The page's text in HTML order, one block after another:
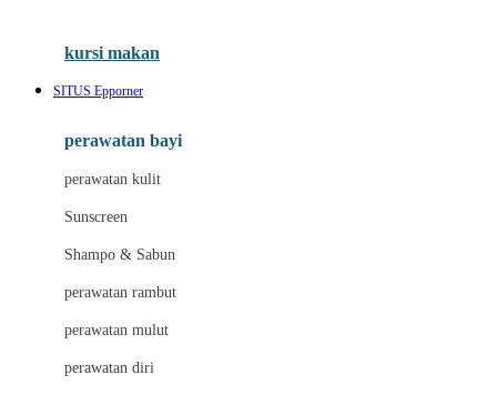
Leclerc
Lee Vierra
Lillebaby
Little Bird Told Me
Little Miss Janis
London Taxi
Love To Dream
M
Magformers
kursi makan
SITUS Epporner
perawatan bayi
perawatan kulit
Sunscreen
Shampo & Sabun
perawatan rambut
perawatan mulut
perawatan diri